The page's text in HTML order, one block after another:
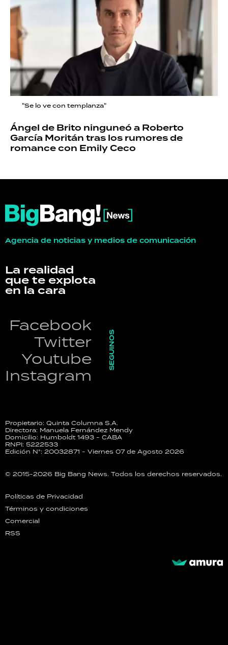
"Se lo ve con templanza"
Ángel de Brito ninguneó a Roberto
García Moritán tras los rumores de
romance con Emily Ceco
Agencia de noticias y medios de comunicación
La realidad
que te explota
en la cara
Facebook
Twitter
Youtube
Instagram
SEGUINOS
Propietario: Quinta Columna S.A.
Directora: Manuela Fernández Mendy
Domicilio: Humboldt 1493 - CABA
RNPI: 5222533
Edición N°: 20032871 - Viernes 07 de Agosto 2026
© 2015-2026 Big Bang News. Todos los derechos reservados.
Políticas de Privacidad
Términos y condiciones
Comercial
RSS